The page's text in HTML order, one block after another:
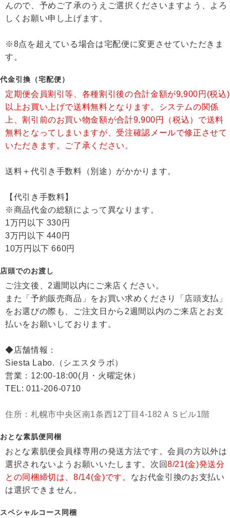
んので、予めご了承のうえご選択くださいますよう、よろ
しくお願い申し上げます。
※8点を超えている場合は宅配便に変更させていただきま
す。
代金引換（宅配便）
定期便会員割引等、各種割引後の合計金額が9,900円(税込)
以上お買い上げで送料無料となります。システムの関係
上、割引前のお買い物金額が合計9,900円（税込）で送料
無料となってしまいますが、受注確認メールで修正させて
いただきます。ご了承ください。
送料＋代引き手数料（別途）がかかります。
【代引き手数料】
※商品代金の総額によって異なります。
1万円以下 330円
3万円以下 440円
10万円以下 660円
店頭でのお渡し
ご注文後、2週間以内にご来店ください。
また「予約販売商品」をお買い求めくださり「店頭支払」
をお選びの際も、ご注文日から2週間以内のご来店とお支
払いをお願いしております。
◆店舗情報：
Siesta Labo.（シエスタラボ）
営業：12:00-18:00(月・火曜定休）
TEL: 011-206-0710
住所：札幌市中央区南1条西12丁目4-182ＡＳビル1階
おとな素肌便同梱
おとな素肌便会員様専用の発送方法です。会員の方以外は
選択されないようお願いいたします。次回8/21(金)発送分
との同梱締切は、8/14(金)です。 なお代金引換のお支払い
は選択できません。
スペシャルコース同梱